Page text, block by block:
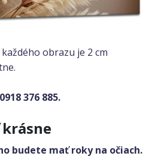
obrazu je 2 cm
0918 376 885.
budete mať roky na očiach.